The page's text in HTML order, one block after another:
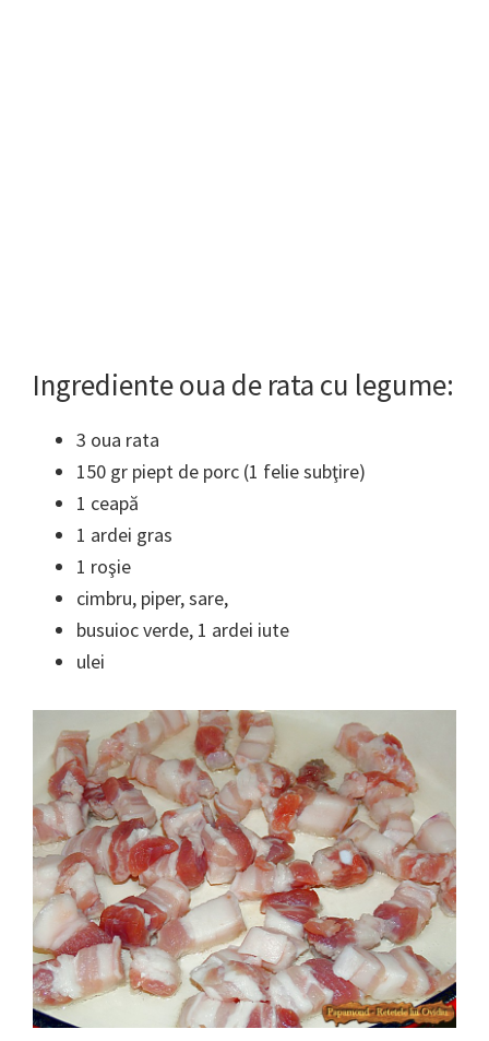
Ingrediente oua de rata cu legume:
3 oua rata
150 gr piept de porc (1 felie subţire)
1 ceapă
1 ardei gras
1 roşie
cimbru, piper, sare,
busuioc verde, 1 ardei iute
ulei